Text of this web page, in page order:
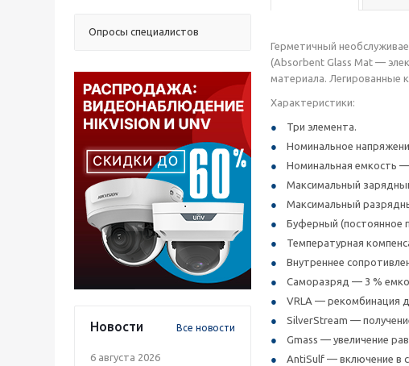
Опросы специалистов
Новости Все новости
6 августа 2026
Герметичный
(Absorbent Glass Mat —
материала. Легированные
Характеристики:
Три элемента.
Номинальное
Номинальная емкость —
Максимальный
Максимальный
Буферный (постоянное
Температурная
Внутреннее
Саморазряд — 3 %
VRLA — рекомбинация
SilverStream —
Gmass — увеличение
AntiSulf — включение в